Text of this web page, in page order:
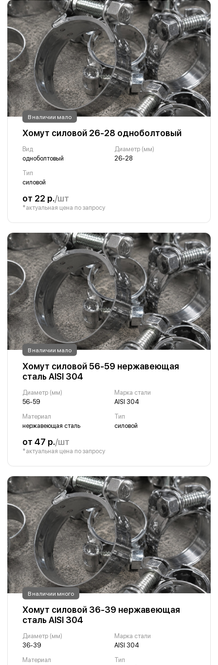
В наличии мало
Хомут силовой 26-28 одноболтовый
Вид
одноболтовый
Диаметр (мм)
26-28
Тип
силовой
от 22 р./шт
*актуальная цена по запросу
В наличии мало
Хомут силовой 56-59 нержавеющая
сталь AISI 304
Диаметр (мм)
56-59
Марка стали
AISI 304
Материал
нержавеющая сталь
Тип
силовой
от 47 р./шт
*актуальная цена по запросу
В наличии много
Хомут силовой 36-39 нержавеющая
сталь AISI 304
Диаметр (мм)
36-39
Марка стали
AISI 304
Материал
Тип